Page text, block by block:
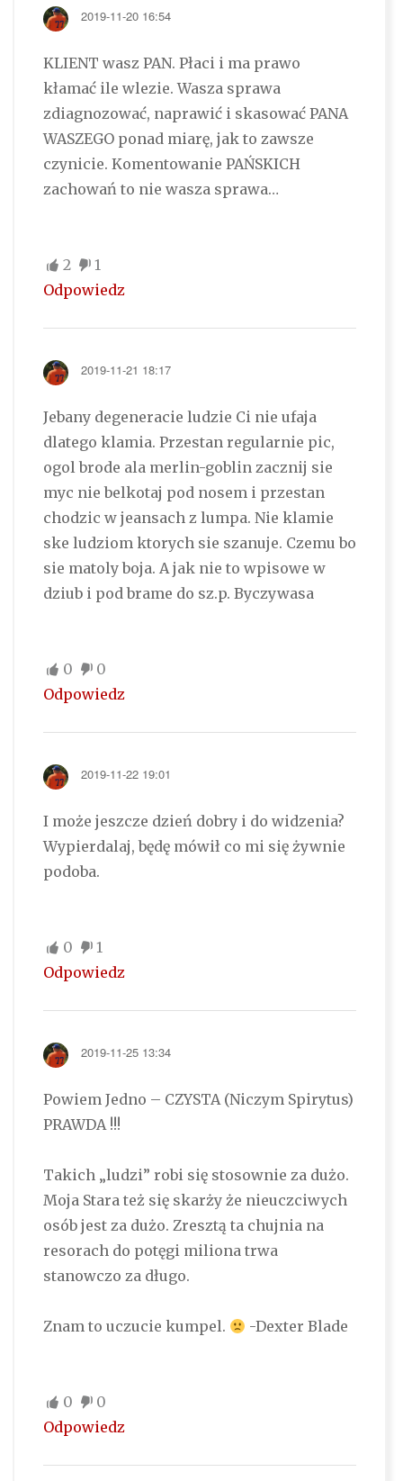
2019-11-20 16:54
KLIENT wasz PAN. Płaci i ma prawo
kłamać ile wlezie. Wasza sprawa
zdiagnozować, naprawić i skasować PANA
WASZEGO ponad miarę, jak to zawsze
czynicie. Komentowanie PAŃSKICH
zachowań to nie wasza sprawa…
2
1
Odpowiedz
2019-11-21 18:17
Jebany degeneracie ludzie Ci nie ufaja
dlatego klamia. Przestan regularnie pic,
ogol brode ala merlin-goblin zacznij sie
myc nie belkotaj pod nosem i przestan
chodzic w jeansach z lumpa. Nie klamie
ske ludziom ktorych sie szanuje. Czemu bo
sie matoly boja. A jak nie to wpisowe w
dziub i pod brame do sz.p. Byczywasa
0
0
Odpowiedz
2019-11-22 19:01
I może jeszcze dzień dobry i do widzenia?
Wypierdalaj, będę mówił co mi się żywnie
podoba.
0
1
Odpowiedz
2019-11-25 13:34
Powiem Jedno – CZYSTA (Niczym Spirytus)
PRAWDA !!!
Takich „ludzi” robi się stosownie za dużo.
Moja Stara też się skarży że nieuczciwych
osób jest za dużo. Zresztą ta chujnia na
resorach do potęgi miliona trwa
stanowczo za długo.
Znam to uczucie kumpel. -Dexter Blade
0
0
Odpowiedz